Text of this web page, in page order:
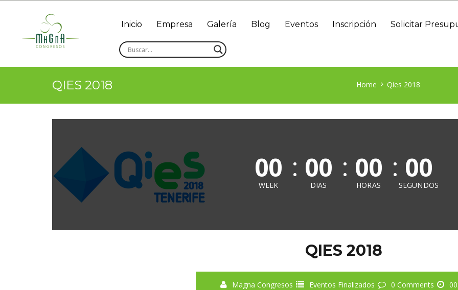
Inicio Empresa Galería Blog Eventos Inscripción Solicitar
QIES 2018 Home Qies 2018
00
WEEK
00
DIAS
00
HORAS
00
SEGUNDOS
QIES 2018
Magna Congresos Eventos Finalizados 0 Comments